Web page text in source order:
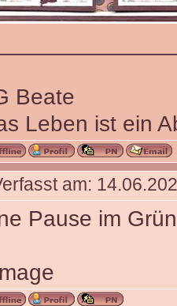
Beate
Leben ist ein
am:
Pause im